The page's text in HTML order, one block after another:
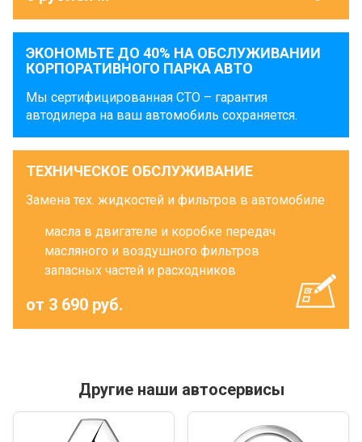
ЭКОНОМЬТЕ ДО 40% НА ОБСЛУЖИВАНИИ
КОРПОРАТИВНОГО ПАРКА АВТО
Мы сертифицированная СТО – гарантия
автодилера на ваш автомобиль сохраняется.
ТЕХНИЧЕСКОЕ ОБСЛУЖИВАНИЕ
Замена тех. жидкостей и фильтров в автомобиле
масла в двигателе и коробке передач
масляного и воздушного фильтров
запасных частей и расходников
от 3 690 руб.
Другие наши автосервисы